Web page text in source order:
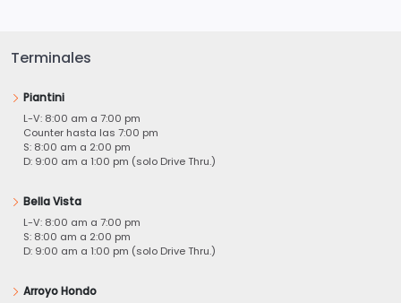
Terminales
Piantini
L-V: 8:00 am a 7:00 pm
Counter hasta las 7:00 pm
S: 8:00 am a 2:00 pm
D: 9:00 am a 1:00 pm (solo Drive Thru.)
Bella Vista
L-V: 8:00 am a 7:00 pm
S: 8:00 am a 2:00 pm
D: 9:00 am a 1:00 pm (solo Drive Thru.)
Arroyo Hondo